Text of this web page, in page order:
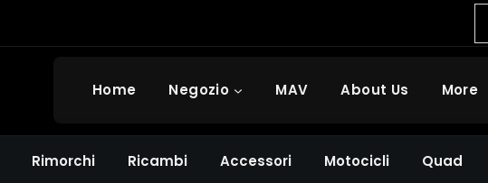
Home Negozio MAV About Us More
Rimorchi Ricambi Accessori Motocicli Quad